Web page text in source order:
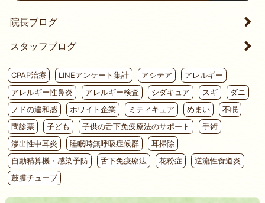
院長ブログ
スタッフブログ
CPAP治療 LINEアンケート集計 アシテア
アレルギー
アレルギー性鼻炎
アレルギー検査 シダキュア スギ
ダニ
ノドの違和感
ホワイト企業 ミティキュア めまい
不眠
問診票
子ども 子供の舌下免疫療法のサポート
手術
滲出性中耳炎
睡眠時無呼吸症候群
耳掃除
自動精算機・感染予防
舌下免疫療法 花粉症
逆流性食道炎
鼓膜チューブ